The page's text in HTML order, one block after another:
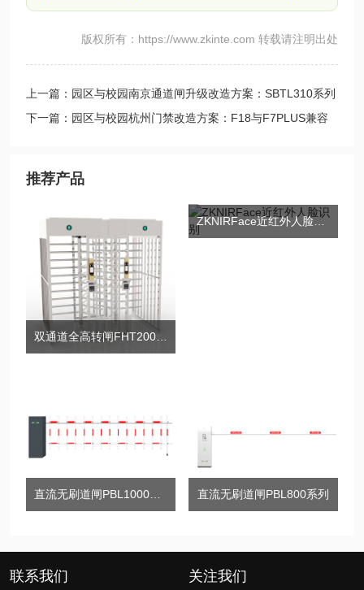
版权所有：https://www.zkinte.com 转载请注明出处
上一篇：园区与校园南京通道闸升级改造方案：SBTL310系列
选型与成
下一篇：园区与校园杭州门禁改造方案：F18与F7PLUS兼容
推荐产品
ZKNIRFace近红外人脸识别
直流无刷道闸PBL800系列
联系我们 关注我们